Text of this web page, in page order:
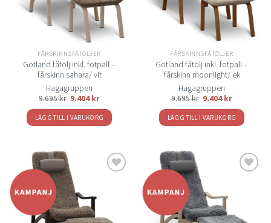
FÅRSKINNSFÅTÖLJER
Gotland fåtölj inkl. fotpall –
fårskinn sahara/ vit
Hagagruppen
9.695kr 9.404kr
LÄGG TILL I VARUKORG
FÅRSKINNSFÅTÖLJER
Gotland fåtölj inkl. fotpall –
fårskinn moonlight/ ek
Hagagruppen
9.695kr 9.404kr
LÄGG TILL I VARUKORG
önskelistan
önskelistan